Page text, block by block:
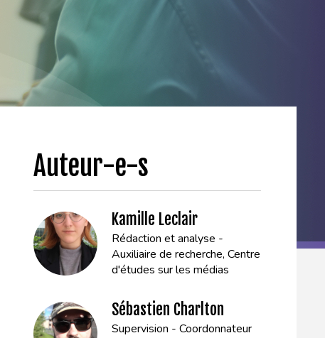
Auteur-e-s
Kamille Leclair
Rédaction et analyse -
Auxiliaire de recherche, Centre
d'études sur les médias
Sébastien Charlton
Supervision - Coordonnateur